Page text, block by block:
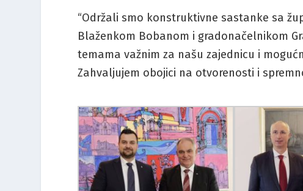
“Održali smo konstruktivne sastanke sa
Blaženkom Bobanom i gradonačelnikom
temama važnim za našu zajednicu i
Zahvaljujem obojici na otvorenosti i